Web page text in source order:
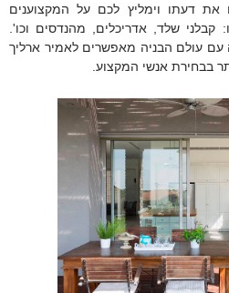
את דעתו וימליץ לכם על המקצוענים
שלד, אדריכלים, מהנדסים וכו'.
עם עולם הבניה מאפשרים לאמיר ארליך
בבחירת אנשי המקצוע.